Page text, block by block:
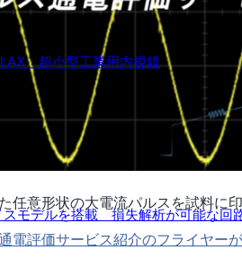
超小型工業用内視鏡
スモデルを搭載 損失解析が可能な回
任意形状の大電流パルスを試料に
電評価サービス紹介のフライヤー